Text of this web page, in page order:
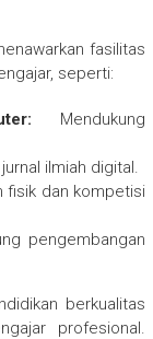
fasilitas
seperti:
Mendukung
ilmiah digital.
fisik dan kompetisi
pengembangan
berkualitas
profesional.